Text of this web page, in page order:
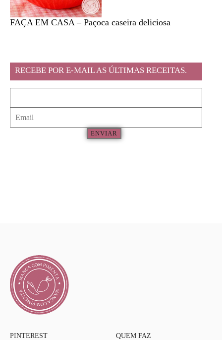
FAÇA EM CASA – Paçoca caseira deliciosa
RECEBE POR E-MAIL AS ÚLTIMAS RECEITAS.
ENVIAR
PINTEREST QUEM FAZ